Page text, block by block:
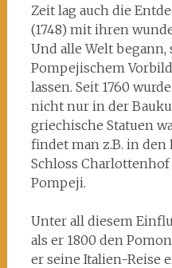
Zeit lag auch die
(1748) mit ihren
Und alle Welt begann,
Pompejischem
lassen. Seit 1760
nicht nur in der
griechische Statuen
findet man z.B. in
Schloss Charlottenhof
Pompeji.
Unter all diesem
als er 1800 den
er seine Italien-Reise